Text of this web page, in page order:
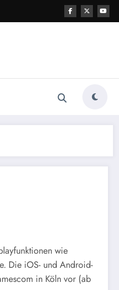
wie
Die iOS- und Android-
in Köln vor (ab